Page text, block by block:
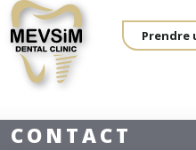
Prendre
CONTACT